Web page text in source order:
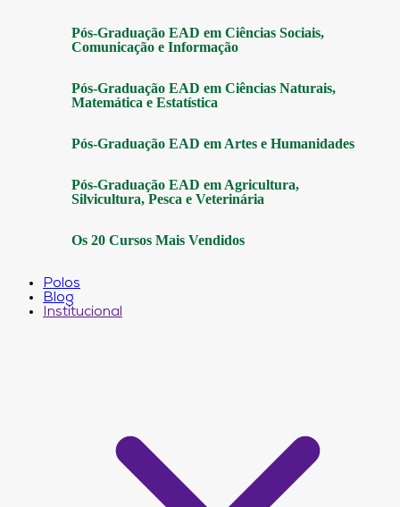
Pós-Graduação EAD em Ciências Sociais,
Comunicação e Informação
Pós-Graduação EAD em Ciências Naturais,
Matemática e Estatística
Pós-Graduação EAD em Artes e Humanidades
Pós-Graduação EAD em Agricultura,
Silvicultura, Pesca e Veterinária
Os 20 Cursos Mais Vendidos
Polos
Blog
Institucional